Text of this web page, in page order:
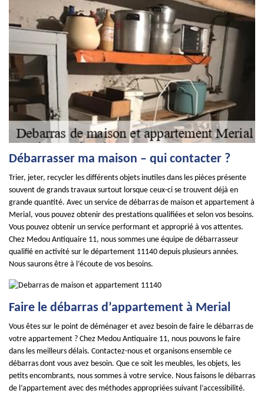
Débarrasser ma maison – qui contacter ?
Trier, jeter, recycler les différents objets inutiles dans les pièces présente
souvent de grands travaux surtout lorsque ceux-ci se trouvent déjà en
grande quantité. Avec un service de débarras de maison et appartement à
Merial, vous pouvez obtenir des prestations qualifiées et selon vos besoins.
Vous pouvez obtenir un service performant et approprié à vos attentes.
Chez Medou Antiquaire 11, nous sommes une équipe de débarrasseur
qualifié en activité sur le département 11140 depuis plusieurs années.
Nous saurons être à l’écoute de vos besoins.
Faire le débarras d’appartement à Merial
Vous êtes sur le point de déménager et avez besoin de faire le débarras de
votre appartement ? Chez Medou Antiquaire 11, nous pouvons le faire
dans les meilleurs délais. Contactez-nous et organisons ensemble ce
débarras dont vous avez besoin. Que ce soit les meubles, les objets, les
petits encombrants, nous sommes à votre service. Nous faisons le débarras
de l’appartement avec des méthodes appropriées suivant l’accessibilité.